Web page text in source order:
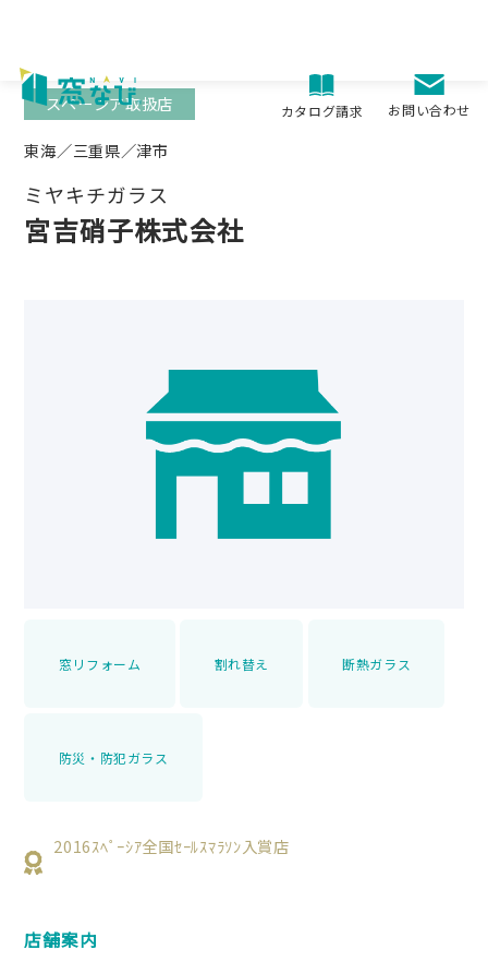
content
カタログ請求 お問い合わせ
東海／三重県／津市
ミヤキチガラス
宮吉硝子株式会社
スペーシア取扱店
窓リフォーム 割れ替え 断熱ガラス
防災・防犯ガラス
2016ｽﾍﾟｰｼｱ全国ｾｰﾙｽﾏﾗｿﾝ入賞店
店舗案内